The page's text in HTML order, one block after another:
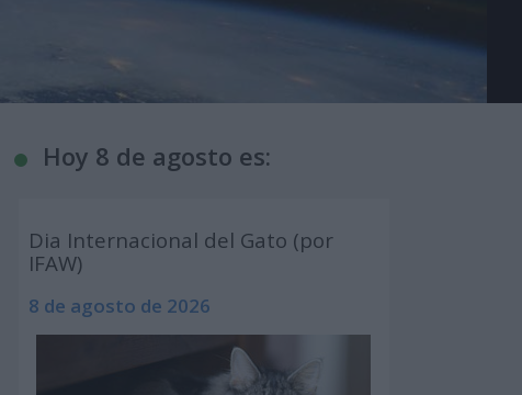
Hoy 8 de agosto es:
Dia Internacional del Gato (por
IFAW)
8 de agosto de 2026